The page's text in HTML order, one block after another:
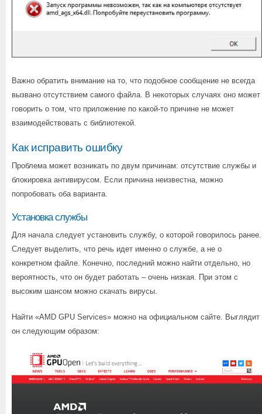
Важно обратить внимание на то, что подобное сообщение не всегда
вызвано отсутствием самого файла. В некоторых случаях оно может
говорить о том, что приложение по какой-то причине не может
взаимодействовать с библиотекой.
Как исправить ошибку
Проблема может возникать по двум причинам: отсутствие службы и
блокировка антивирусом. Если причина неизвестна, можно
попробовать оба варианта.
Установка службы
Для начала следует установить службу, о которой говорилось ранее.
Следует выделить, что речь идет именно о службе, а не о
конкретном файле. Конечно, последний можно найти отдельно, но
вероятность, что он будет работать – очень низкая. При этом с
высоким шансом можно скачать вирусы.
Найти «AMD GPU Services» можно на официальном сайте. Выглядит
он следующим образом: